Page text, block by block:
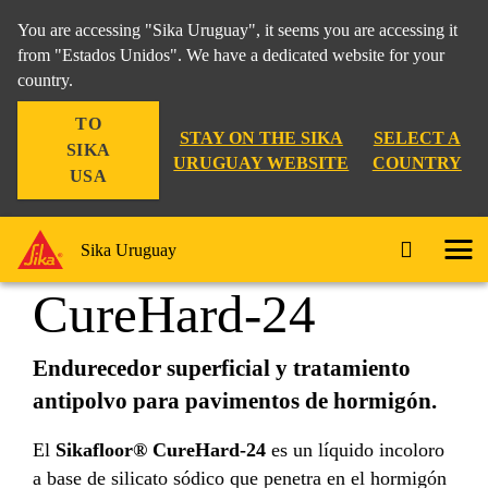
You are accessing "Sika Uruguay", it seems you are accessing it
from "Estados Unidos". We have a dedicated website for your
country.
TO
SIKA
USA
STAY ON THE SIKA
URUGUAY WEBSITE
SELECT A
COUNTRY
Sika Uruguay
Sikafloor®
CureHard-24
Endurecedor superficial y tratamiento
antipolvo para pavimentos de hormigón.
El Sikafloor® CureHard-24 es un líquido incoloro
a base de silicato sódico que penetra en el hormigón